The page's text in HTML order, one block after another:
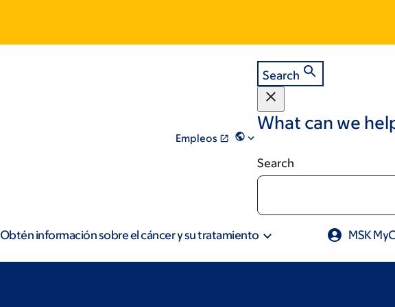
Empleos
Search
What can we
Search
Obtén información sobre el cáncer y su tratamiento MSK